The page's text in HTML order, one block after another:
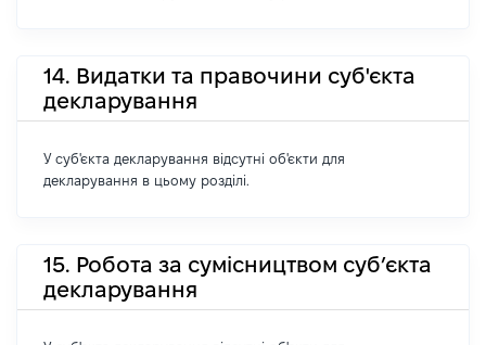
14. Видатки та правочини суб'єкта
декларування
У суб'єкта декларування відсутні об'єкти для
декларування в цьому розділі.
15. Робота за сумісництвом суб’єкта
декларування